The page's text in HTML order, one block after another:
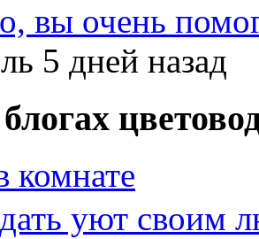
вы очень
5 дней назад
комнате
уют своим